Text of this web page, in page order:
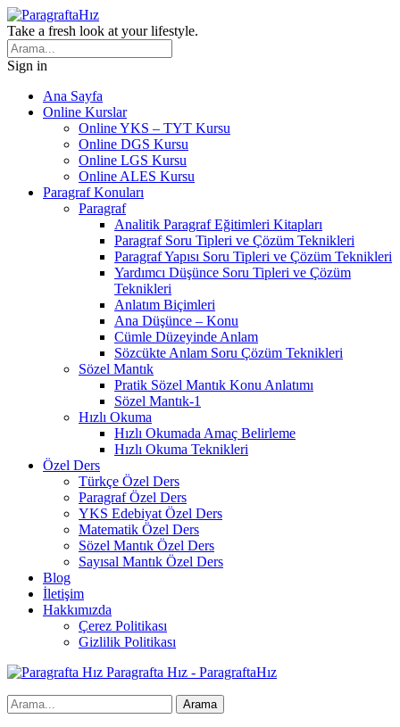
Take a fresh look at your lifestyle.
Sign in
Ana Sayfa
Online Kurslar
Online YKS – TYT Kursu
Online DGS Kursu
Online LGS Kursu
Online ALES Kursu
Paragraf Konuları
Paragraf
Analitik Paragraf Eğitimleri Kitapları
Paragraf Soru Tipleri ve Çözüm Teknikleri
Paragraf Yapısı Soru Tipleri ve Çözüm Teknikleri
Yardımcı Düşünce Soru Tipleri ve Çözüm
Teknikleri
Anlatım Biçimleri
Ana Düşünce – Konu
Cümle Düzeyinde Anlam
Sözcükte Anlam Soru Çözüm Teknikleri
Sözel Mantık
Pratik Sözel Mantık Konu Anlatımı
Sözel Mantık-1
Hızlı Okuma
Hızlı Okumada Amaç Belirleme
Hızlı Okuma Teknikleri
Özel Ders
Türkçe Özel Ders
Paragraf Özel Ders
YKS Edebiyat Özel Ders
Matematik Özel Ders
Sözel Mantık Özel Ders
Sayısal Mantık Özel Ders
Blog
İletişim
Hakkımızda
Çerez Politikası
Gizlilik Politikası
Paragrafta Hız - ParagraftaHız